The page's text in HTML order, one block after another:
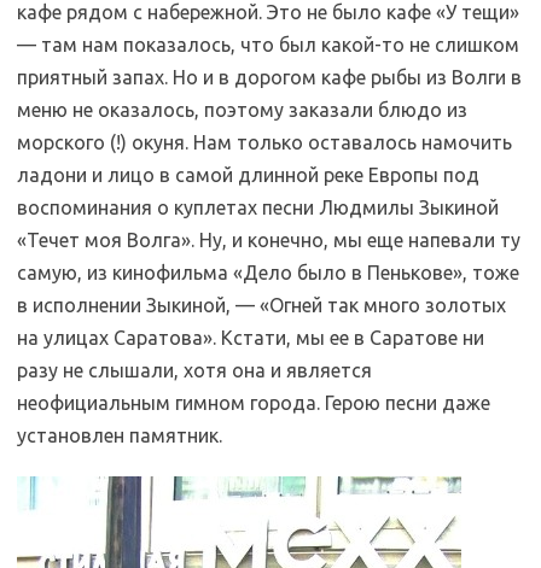
кафе рядом с набережной. Это не было кафе «У тещи»
— там нам показалось, что был какой-то не слишком
приятный запах. Но и в дорогом кафе рыбы из Волги в
меню не оказалось, поэтому заказали блюдо из
морского (!) окуня. Нам только оставалось намочить
ладони и лицо в самой длинной реке Европы под
воспоминания о куплетах песни Людмилы Зыкиной
«Течет моя Волга». Ну, и конечно, мы еще напевали ту
самую, из кинофильма «Дело было в Пенькове», тоже
в исполнении Зыкиной, — «Огней так много золотых
на улицах Саратова». Кстати, мы ее в Саратове ни
разу не слышали, хотя она и является
неофициальным гимном города. Герою песни даже
установлен памятник.